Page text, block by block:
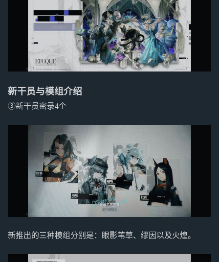
新干员与模组介绍
③新干员密录4个
新推出的三种模组分别是：眼影苇草、缪因以及火煌。